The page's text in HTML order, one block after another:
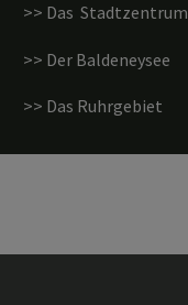
>> Das Stadtzentrum
>> Der Baldeneysee
>> Das Ruhrgebiet